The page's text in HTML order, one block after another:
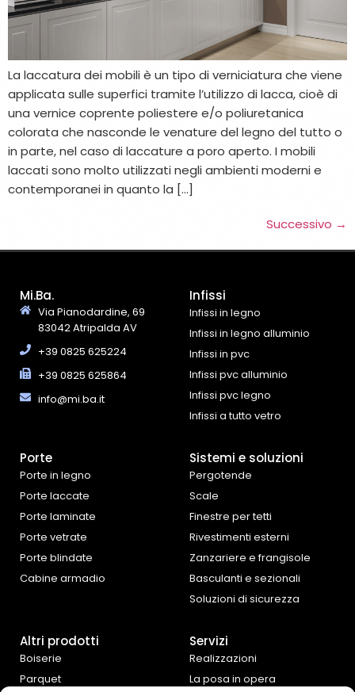
La laccatura dei mobili è un tipo di verniciatura che viene
applicata sulle superfici tramite l’utilizzo di lacca, cioè di
una vernice coprente poliestere e/o poliuretanica
colorata che nasconde le venature del legno del tutto o
in parte, nel caso di laccature a poro aperto. I mobili
laccati sono molto utilizzati negli ambienti moderni e
contemporanei in quanto la […]
Successivo →
Mi.Ba.
Via Pianodardine, 69
83042 Atripalda AV
+39 0825 625224
+39 0825 625864
info@mi.ba.it
Infissi
Infissi in legno
Infissi in legno alluminio
Infissi in pvc
Infissi pvc alluminio
Infissi pvc legno
Infissi a tutto vetro
Porte
Porte in legno
Porte laccate
Porte laminate
Porte vetrate
Porte blindate
Cabine armadio
Sistemi e soluzioni
Pergotende
Scale
Finestre per tetti
Rivestimenti esterni
Zanzariere e frangisole
Basculanti e sezionali
Soluzioni di sicurezza
Altri prodotti
Boiserie
Parquet
Servizi
Realizzazioni
La posa in opera